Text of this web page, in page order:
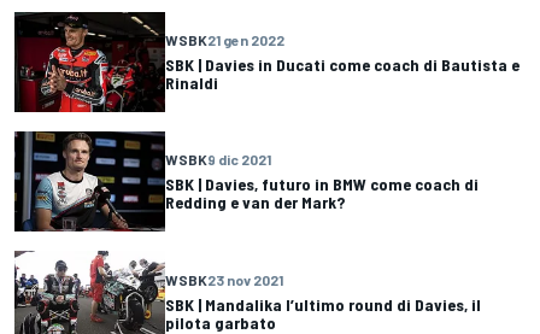
WSBK21 gen 2022
SBK | Davies in Ducati come coach di Bautista e
Rinaldi
WSBK9 dic 2021
SBK | Davies, futuro in BMW come coach di
Redding e van der Mark?
WSBK23 nov 2021
SBK | Mandalika l’ultimo round di Davies, il
pilota garbato